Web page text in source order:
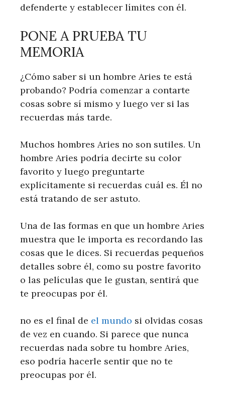
defenderte y establecer límites con él.
PONE A PRUEBA TU
MEMORIA
¿Cómo saber si un hombre Aries te está
probando? Podría comenzar a contarte
cosas sobre sí mismo y luego ver si las
recuerdas más tarde.
Muchos hombres Aries no son sutiles. Un
hombre Aries podría decirte su color
favorito y luego preguntarte
explícitamente si recuerdas cuál es. Él no
está tratando de ser astuto.
Una de las formas en que un hombre Aries
muestra que le importa es recordando las
cosas que le dices. Si recuerdas pequeños
detalles sobre él, como su postre favorito
o las películas que le gustan, sentirá que
te preocupas por él.
no es el final de el mundo si olvidas cosas
de vez en cuando. Si parece que nunca
recuerdas nada sobre tu hombre Aries,
eso podría hacerle sentir que no te
preocupas por él.